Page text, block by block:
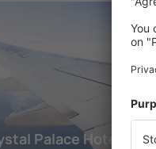
Palace Hotel